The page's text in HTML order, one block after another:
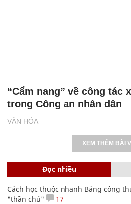
VĂN HÓA
“Cẩm nang” về công tác
trong Công an nhân dân
XEM THÊM BÀI
Đọc nhiều
Cách học thuộc nhanh Bảng công
"thần chú"
17